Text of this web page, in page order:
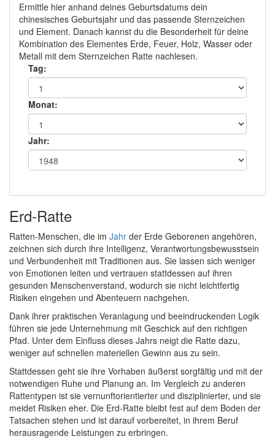
Ermittle hier anhand deines Geburtsdatums dein
chinesisches Geburtsjahr und das passende Sternzeichen
und Element. Danach kannst du die Besonderheit für deine
Kombination des Elementes Erde, Feuer, Holz, Wasser oder
Metall mit dem Sternzeichen Ratte nachlesen.
Tag:
Monat:
Jahr:
Erd-Ratte
Ratten-Menschen, die im Jahr der Erde Geborenen angehören,
zeichnen sich durch ihre Intelligenz, Verantwortungsbewusstsein
und Verbundenheit mit Traditionen aus. Sie lassen sich weniger
von Emotionen leiten und vertrauen stattdessen auf ihren
gesunden Menschenverstand, wodurch sie nicht leichtfertig
Risiken eingehen und Abenteuern nachgehen.
Dank ihrer praktischen Veranlagung und beeindruckenden Logik
führen sie jede Unternehmung mit Geschick auf den richtigen
Pfad. Unter dem Einfluss dieses Jahrs neigt die Ratte dazu,
weniger auf schnellen materiellen Gewinn aus zu sein.
Stattdessen geht sie ihre Vorhaben äußerst sorgfältig und mit der
notwendigen Ruhe und Planung an. Im Vergleich zu anderen
Rattentypen ist sie vernunftorientierter und disziplinierter, und sie
meidet Risiken eher. Die Erd-Ratte bleibt fest auf dem Boden der
Tatsachen stehen und ist darauf vorbereitet, in ihrem Beruf
herausragende Leistungen zu erbringen.